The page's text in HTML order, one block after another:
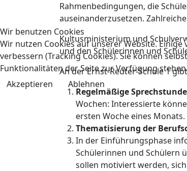
Rahmenbedingungen, die
auseinanderzusetzen.
Kultusministerium und
und den Schülerinnen und
An der Ernst-Reuter-Schule 1
Regelmäßige
Wochen: Interessierte
ersten Woche eines
Thematisierung der
In der Einführungsphase
Schülerinnen und Schülern
sollen motiviert werden,
Wir benutzen Cookies
Wir nutzen Cookies auf unserer Website.
verbessern (Tracking Cookies). Sie können
Funktionalitäten der Seite zur Verfügung stehen.
Akzeptieren
Ablehnen